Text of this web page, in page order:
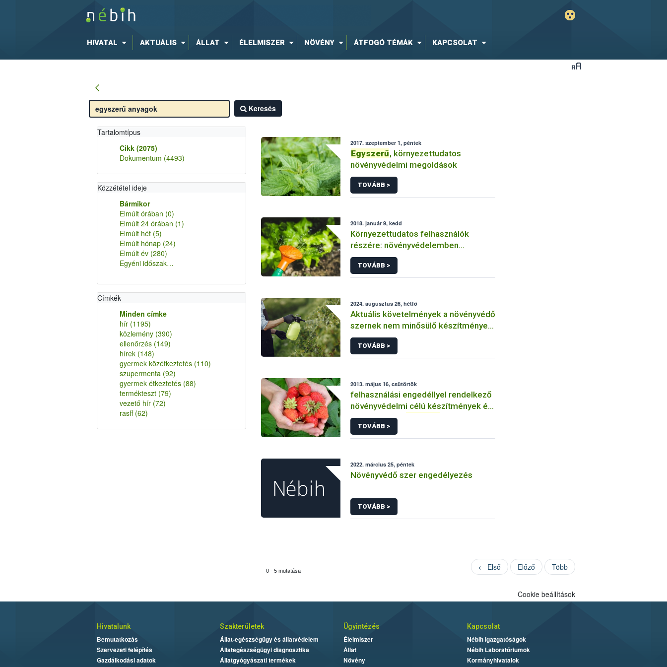
HIVATAL AKTUÁLIS ÁLLAT ÉLELMISZER NÖVÉNY ÁTFOGÓ TÉMÁK KAPCSOLAT
Keresés
Tartalomtípus
Cikk (2075)
Dokumentum (4493)
Közzététel ideje
Bármikor
Elmúlt órában (0)
Elmúlt 24 órában (1)
Elmúlt hét (5)
Elmúlt hónap (24)
Elmúlt év (280)
Egyéni időszak…
Címkék
Minden címke
hír (1195)
közlemény (390)
ellenőrzés (149)
hírek (148)
gyermek közétkeztetés (110)
szupermenta (92)
gyermek étkeztetés (88)
termékteszt (79)
vezető hír (72)
rasff (62)
2017. szeptember 1, péntek
Egyszerű, környezettudatos
növényvédelmi megoldások
TOVÁBB >
2018. január 9, kedd
Környezettudatos felhasználók
részére: növényvédelemben
felhasználható, nem engedélyköteles
termékek
TOVÁBB >
2024. augusztus 26, hétfő
Aktuális követelmények a növényvédő
szernek nem minősülő készítmények
engedélyezésében
TOVÁBB >
2013. május 16, csütörtök
felhasználási engedéllyel rendelkező
növényvédelmi célú készítmények és
termésnövelő
TOVÁBB >
2022. március 25, péntek
Növényvédő szer engedélyezés
TOVÁBB >
0 - 5 mutatása ← Első Előző Több
Cookie beállítások
Hivatalunk
Bemutatkozás
Szervezeti felépítés
Gazdálkodási adatok
Szakterületek
Állat-egészségügy és állatvédelem
Állategészségügyi diagnosztika
Állatgyógyászati termékek
Ügyintézés
Élelmiszer
Állat
Növény
Kapcsolat
Nébih Igazgatóságok
Nébih Laboratóriumok
Kormányhivatalok